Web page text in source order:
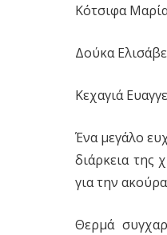
Κότσιφα
Δούκα
Κεχαγιά
Ένα μεγάλο
διάρκεια της
για την
Θερμά